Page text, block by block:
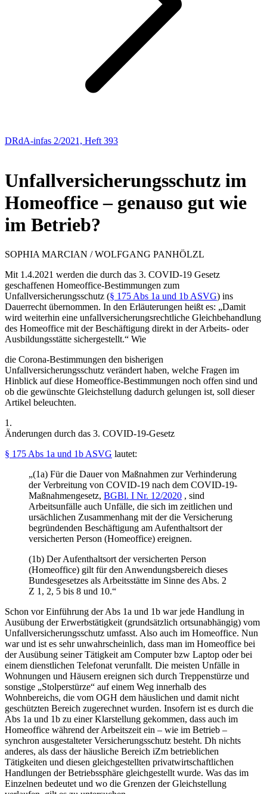
DRdA-infas 2/2021, Heft 393
Unfallversicherungsschutz im
Homeoffice – genauso gut wie
im Betrieb?
SOPHIA MARCIAN / WOLFGANG PANHÖLZL
Mit 1.4.2021 werden die durch das 3. COVID-19 Gesetz
geschaffenen Homeoffice-Bestimmungen zum
Unfallversicherungsschutz (§ 175 Abs 1a und 1b ASVG) ins
Dauerrecht übernommen. In den Erläuterungen heißt es: „Damit
wird weiterhin eine unfallversicherungsrechtliche Gleichbehandlung
des Homeoffice mit der Beschäftigung direkt in der Arbeits- oder
Ausbildungsstätte sichergestellt.“ Wie
die Corona-Bestimmungen den bisherigen
Unfallversicherungsschutz verändert haben, welche Fragen im
Hinblick auf diese Homeoffice-Bestimmungen noch offen sind und
ob die gewünschte Gleichstellung dadurch gelungen ist, soll dieser
Artikel beleuchten.
1.
Änderungen durch das 3. COVID-19-Gesetz
§ 175 Abs 1a und 1b ASVG lautet:
„(1a) Für die Dauer von Maßnahmen zur Verhinderung
der Verbreitung von COVID-19 nach dem COVID-19-
Maßnahmengesetz, BGBl. I Nr. 12/2020 , sind
Arbeitsunfälle auch Unfälle, die sich im zeitlichen und
ursächlichen Zusammenhang mit der die Versicherung
begründenden Beschäftigung am Aufenthaltsort der
versicherten Person (Homeoffice) ereignen.
(1b) Der Aufenthaltsort der versicherten Person
(Homeoffice) gilt für den Anwendungsbereich dieses
Bundesgesetzes als Arbeitsstätte im Sinne des Abs. 2
Z 1, 2, 5 bis 8 und 10.“
Schon vor Einführung der Abs 1a und 1b war jede Handlung in
Ausübung der Erwerbstätigkeit (grundsätzlich ortsunabhängig) vom
Unfallversicherungsschutz umfasst. Also auch im Homeoffice. Nun
war und ist es sehr unwahrscheinlich, dass man im Homeoffice bei
der Ausübung seiner Tätigkeit am Computer bzw Laptop oder bei
einem dienstlichen Telefonat verunfallt. Die meisten Unfälle in
Wohnungen und Häusern ereignen sich durch Treppenstürze und
sonstige „Stolperstürze“ auf einem Weg innerhalb des
Wohnbereichs, die vom OGH dem häuslichen und damit nicht
geschützten Bereich zugerechnet wurden. Insofern ist es durch die
Abs 1a und 1b zu einer Klarstellung gekommen, dass auch im
Homeoffice während der Arbeitszeit ein – wie im Betrieb –
synchron ausgestalteter Versicherungsschutz besteht. Dh nichts
anderes, als dass der häusliche Bereich iZm betrieblichen
Tätigkeiten und diesen gleichgestellten privatwirtschaftlichen
Handlungen der Betriebssphäre gleichgestellt wurde. Was das im
Einzelnen bedeutet und wo die Grenzen der Gleichstellung